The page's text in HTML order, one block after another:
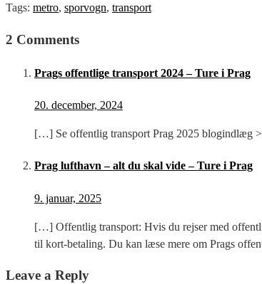
Tags: metro, sporvogn, transport
2 Comments
Prags offentlige transport 2024 – Ture i Prag
20. december, 2024
[…] Se offentlig transport Prag 2025 blogindlæg
Prag lufthavn – alt du skal vide – Ture i Prag
9. januar, 2025
[…] Offentlig transport: Hvis du rejser med
til kort-betaling. Du kan læse mere om Prags
Leave a Reply